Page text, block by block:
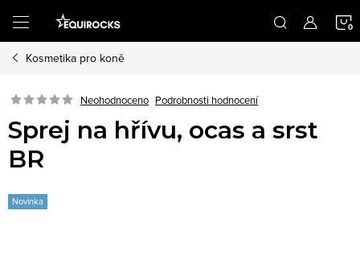
obsah
Kosmetika pro koně
Neohodnoceno Podrobnosti hodnocení
Sprej na hřívu, ocas a srst
BR
Novinka